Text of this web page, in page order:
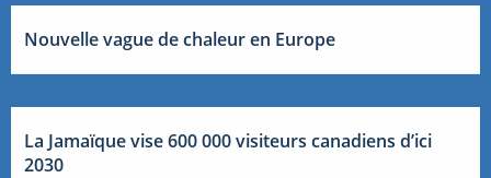
Nouvelle vague de chaleur en Europe
La Jamaïque vise 600 000 visiteurs canadiens d’ici
2030